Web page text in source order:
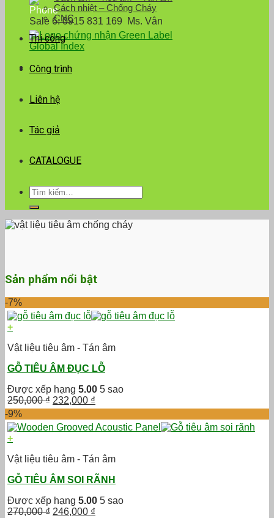
Sale 6: 0915 831 169 Ms. Vân
Cách nhiệt – Chống Cháy
CNC
Thi công
Công trình
Liên hệ
Tác giả
CATALOGUE
Tìm
kiếm:
Sản phẩm nổi bật
-7%
+
Vật liệu tiêu âm - Tán âm
GỖ TIÊU ÂM ĐỤC LỖ
Được xếp hạng 5.00 5 sao
250,000₫ Giá
gốc
là:
250,000 ₫.
232,000 ₫
hiện
tại
là:
-9%
+
Vật liệu tiêu âm - Tán âm
GỖ TIÊU ÂM SOI RÃNH
Được xếp hạng 5.00 5 sao
270,000₫ Giá
246,000 ₫